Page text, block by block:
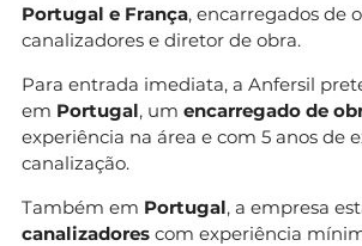
Portugal e França, encarregados de
canalizadores e diretor de obra.
Para entrada imediata, a Anfersil
em Portugal, um encarregado de
experiência na área e com 5 anos de
canalização.
Também em Portugal, a empresa
canalizadores com experiência